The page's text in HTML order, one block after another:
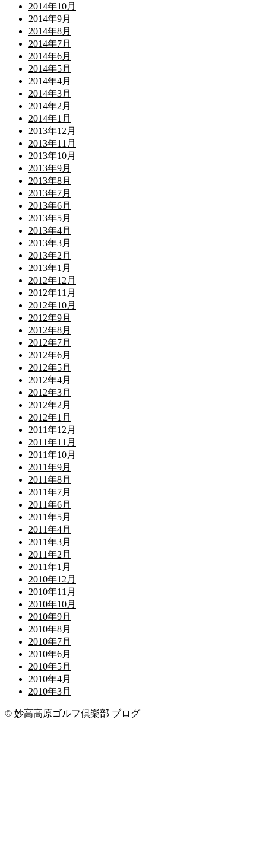
2014年10月
2014年9月
2014年8月
2014年7月
2014年6月
2014年5月
2014年4月
2014年3月
2014年2月
2014年1月
2013年12月
2013年11月
2013年10月
2013年9月
2013年8月
2013年7月
2013年6月
2013年5月
2013年4月
2013年3月
2013年2月
2013年1月
2012年12月
2012年11月
2012年10月
2012年9月
2012年8月
2012年7月
2012年6月
2012年5月
2012年4月
2012年3月
2012年2月
2012年1月
2011年12月
2011年11月
2011年10月
2011年9月
2011年8月
2011年7月
2011年6月
2011年5月
2011年4月
2011年3月
2011年2月
2011年1月
2010年12月
2010年11月
2010年10月
2010年9月
2010年8月
2010年7月
2010年6月
2010年5月
2010年4月
2010年3月
© 妙高高原ゴルフ倶楽部 ブログ